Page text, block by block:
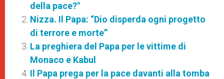
della pace?"
Nizza. Il Papa: “Dio disperda ogni progetto
di terrore e morte”
La preghiera del Papa per le vittime di
Monaco e Kabul
Il Papa prega per la pace davanti alla tomba